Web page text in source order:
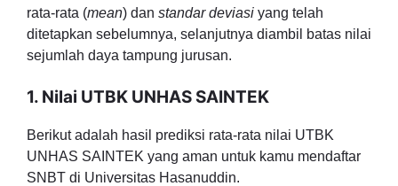
rata-rata (mean) dan standar deviasi yang telah
ditetapkan sebelumnya, selanjutnya diambil batas nilai
sejumlah daya tampung jurusan.
1. Nilai UTBK UNHAS SAINTEK
Berikut adalah hasil prediksi rata-rata nilai UTBK
UNHAS SAINTEK yang aman untuk kamu mendaftar
SNBT di Universitas Hasanuddin.